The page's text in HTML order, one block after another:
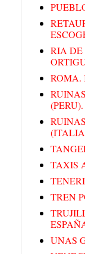
RIA
ROMA.
(PERU).
TAXIS
TREN
UNAS